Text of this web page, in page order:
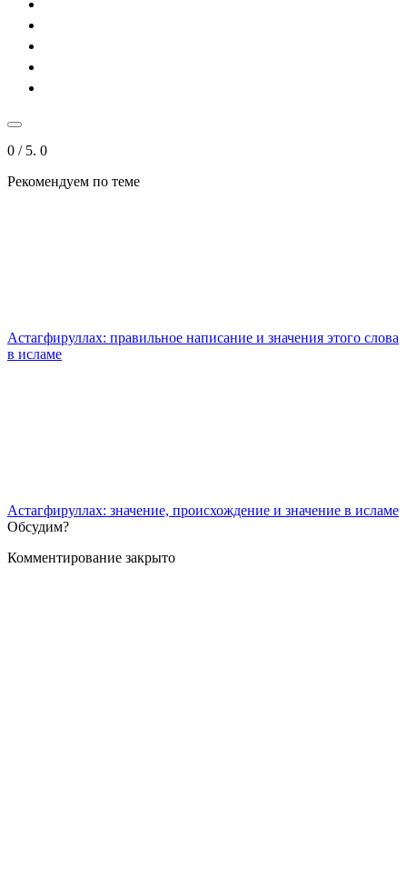
0 / 5. 0
Рекомендуем по теме
Астагфируллах: правильное написание и значения этого слова
в исламе
Астагфируллах: значение, происхождение и значение в исламе
Обсудим?
Комментирование закрыто